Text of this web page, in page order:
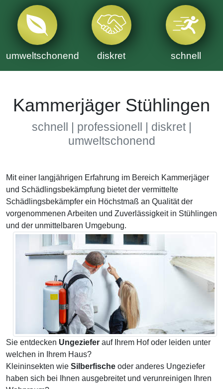
umweltschonend diskret schnell
Kammerjäger Stühlingen
schnell | professionell | diskret |
umweltschonend
Mit einer langjährigen Erfahrung im Bereich Kammerjäger
und Schädlingsbekämpfung bietet der vermittelte
Schädlingsbekämpfer ein Höchstmaß an Qualität der
vorgenommenen Arbeiten und Zuverlässigkeit in Stühlingen
und der unmittelbaren Umgebung.
Sie entdecken Ungeziefer auf Ihrem Hof oder leiden unter
welchen in Ihrem Haus?
Kleininsekten wie Silberfische oder anderes Ungeziefer
haben sich bei Ihnen ausgebreitet und verunreinigen Ihren